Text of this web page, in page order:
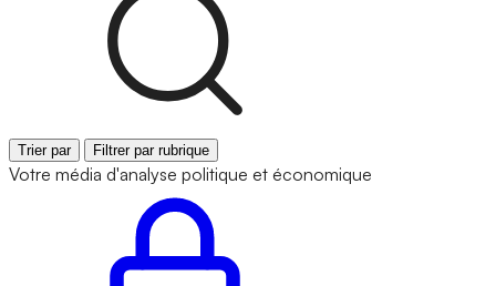
Trier par Filtrer par rubrique
Votre média d'analyse politique et économique